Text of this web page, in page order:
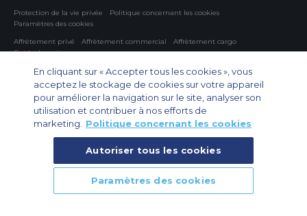
Protection de la vie privée
Politique concernant les cookies
Paramètres des cookies
Affrètement privé
Affrètement commercial
Affrètement cargo
Guide des avions
Private Charter App
© 2026 Air Charter Service | 102 Boulevard de Sébastopol, 75003 Paris,
En cliquant sur « Accepter tous les cookies », vous
acceptez le stockage de cookies sur votre appareil
pour améliorer la navigation sur le site, analyser son
utilisation et contribuer à nos efforts de
marketing.
Politique concernant les cookies
Autoriser tous les cookies
Paramètres des cookies